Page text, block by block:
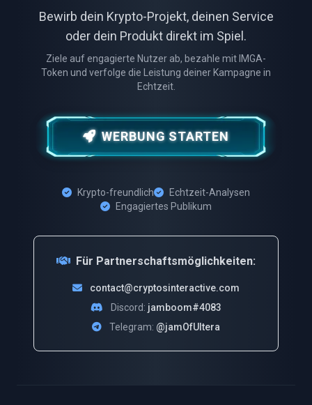
Bewirb dein Krypto-Projekt, deinen Service
oder dein Produkt direkt im Spiel.
Ziele auf engagierte Nutzer ab, bezahle mit IMGA-
Token und verfolge die Leistung deiner Kampagne in
Echtzeit.
WERBUNG STARTEN
Krypto-freundlich
Echtzeit-Analysen
Engagiertes Publikum
Für Partnerschaftsmöglichkeiten:
contact@cryptosinteractive.com
Discord: jamboom#4083
Telegram: @jamOfUltera